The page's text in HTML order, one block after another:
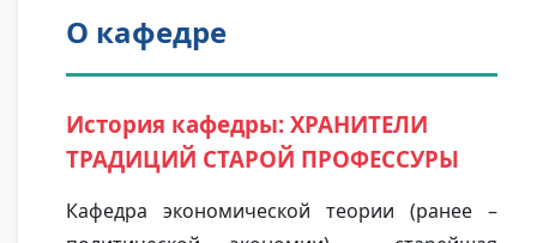
О кафедре
История кафедры: ХРАНИТЕЛИ
ТРАДИЦИЙ СТАРОЙ ПРОФЕССУРЫ
Кафедра экономической теории (ранее –